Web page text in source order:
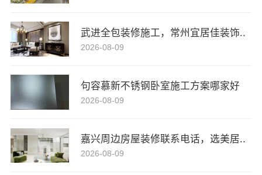
武进全包装修施工，常州宜居佳装饰..
2026-08-09
句容慕新不锈钢卧室施工方案哪家好
2026-08-09
嘉兴周边房屋装修联系电话，选美居..
2026-08-09